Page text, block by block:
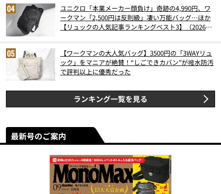
ユニクロ「本業メーカー顔負け」奇跡の4,990円、ワ
ークマン「2,500円は反則級」凄い万能バッグ…ほか
【リュックの人気記事ランキングベスト3】（2026年
【ワークマンの大人気バッグ】3500円の「3WAYリュ
ック」をマニアが絶賛！“しごできカバン”が撥水防汚
で評判以上に優秀だった
ランキング一覧を見る
最新号のご案内